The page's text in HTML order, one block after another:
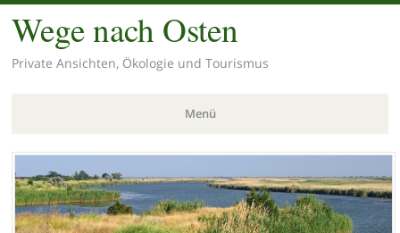
Wege nach Osten
Private Ansichten, Ökologie und Tourismus
Menü
Zum
Inhalt
springen